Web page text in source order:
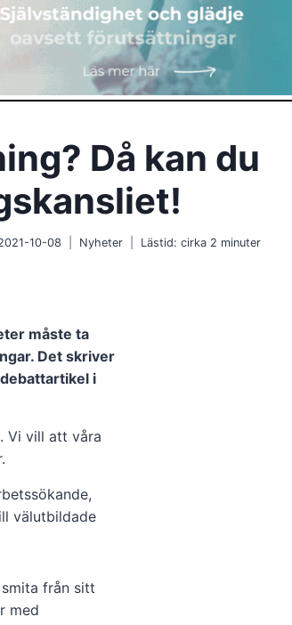
Då kan du
10-08 Nyheter Lästid: cirka 2 minuter
måste ta
Det skriver
i
Vi vill att våra
välutbildade
från sitt
med